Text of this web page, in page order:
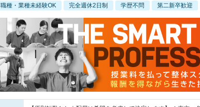
職種・業種未経験OK 完全週休2日制 学歴不問 第二新卒歓迎